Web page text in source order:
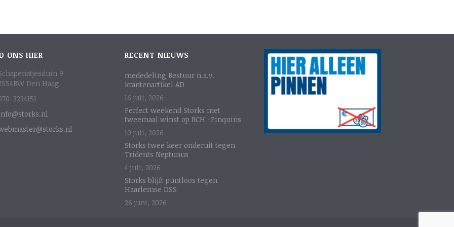
ONS HIER
9
Den Haag
3234151
RECENT NIEUWS
mededeling Bestuur n.a.v.
krantenartikel AD
16 juli, 2026
Perfect weekend Storks met
tweemaal winst op RCH -Pinquins
10 juli, 2026
Storks twee keer onderuit tegen
Tridents Neptunus
4 juli, 2026
Storks blijft puntloos tegen
Haarlemse DSS
26 juni, 2026